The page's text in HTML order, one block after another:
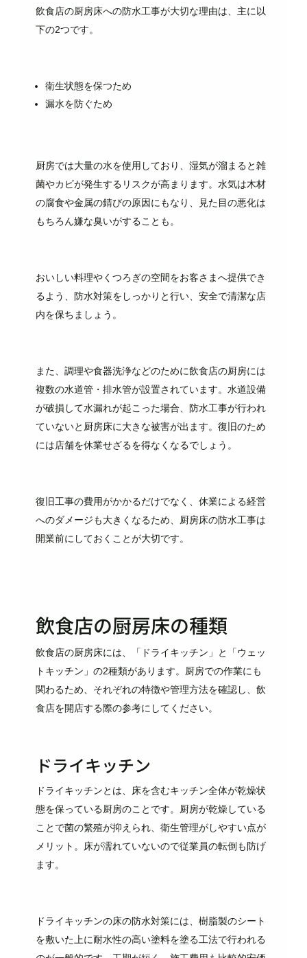
飲食店の厨房床への防水工事が大切な理由は、主に以
下の2つです。
衛生状態を保つため
漏水を防ぐため
厨房では大量の水を使用しており、湿気が溜まると雑
菌やカビが発生するリスクが高まります。水気は木材
の腐食や金属の錆びの原因にもなり、見た目の悪化は
もちろん嫌な臭いがすることも。
おいしい料理やくつろぎの空間をお客さまへ提供でき
るよう、防水対策をしっかりと行い、安全で清潔な店
内を保ちましょう。
また、調理や食器洗浄などのために飲食店の厨房には
複数の水道管・排水管が設置されています。水道設備
が破損して水漏れが起こった場合、防水工事が行われ
ていないと厨房床に大きな被害が出ます。復旧のため
には店舗を休業せざるを得なくなるでしょう。
復旧工事の費用がかかるだけでなく、休業による経営
へのダメージも大きくなるため、厨房床の防水工事は
開業前にしておくことが大切です。
飲食店の厨房床の種類
飲食店の厨房床には、「ドライキッチン」と「ウェッ
トキッチン」の2種類があります。厨房での作業にも
関わるため、それぞれの特徴や管理方法を確認し、飲
食店を開店する際の参考にしてください。
ドライキッチン
ドライキッチンとは、床を含むキッチン全体が乾燥状
態を保っている厨房のことです。厨房が乾燥している
ことで菌の繁殖が抑えられ、衛生管理がしやすい点が
メリット。床が濡れていないので従業員の転倒も防げ
ます。
ドライキッチンの床の防水対策には、樹脂製のシート
を敷いた上に耐水性の高い塗料を塗る工法で行われる